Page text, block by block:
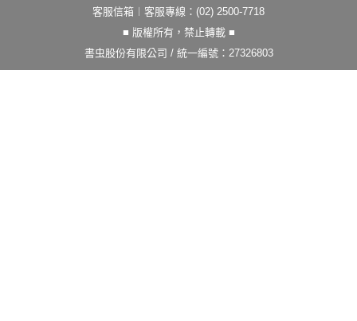
客服信箱 ︱客服專線：(02) 2500-7718
■ 版權所有，禁止轉載 ■
書虫股份有限公司 / 統一編號：27326803